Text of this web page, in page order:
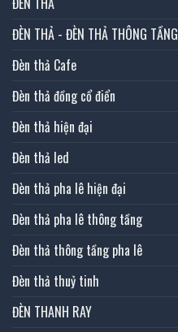
ĐÈN THẢ - ĐÈN THẢ THÔNG TẦNG
Đèn thả Cafe
Đèn thả đồng cổ điển
Đèn thả hiện đại
Đèn thả led
Đèn thả pha lê hiện đại
Đèn thả pha lê thông tầng
Đèn thả thông tầng pha lê
Đèn thả thuỷ tinh
ĐÈN THANH RAY